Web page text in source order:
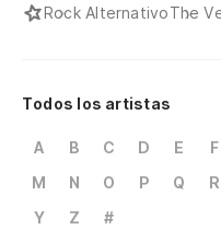
Rock AlternativoThe
Todos los artistas
A B C D E F
M
N O P Q R
Y
Z #